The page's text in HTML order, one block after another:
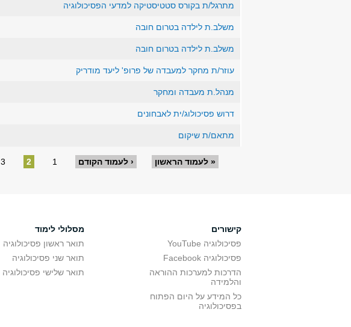
מתרגל/ת בקורס סטטיסטיקה למדעי הפסיכולוגיה
משלב.ת לילדה בטרום חובה
משלב.ת לילדה בטרום חובה
עוזר/ת מחקר למעבדה של פרופ' ליעד מודריק
מנהל.ת מעבדה ומחקר
דרוש פסיכולוג/ית לאבחונים
מתאם/ת שיקום
עמודים« לעמוד הראשון ‹ לעמוד הקודם 1
2
3
קישורים
פסיכולוגיה YouTube
פסיכולוגיה Facebook
הדרכות למערכות ההוראה
והלמידה
כל המידע על היום הפתוח
בפסיכולוגיה
מסלולי לימוד
תואר ראשון פסיכולוגיה
תואר שני פסיכולוגיה
תואר שלישי פסיכולוגיה